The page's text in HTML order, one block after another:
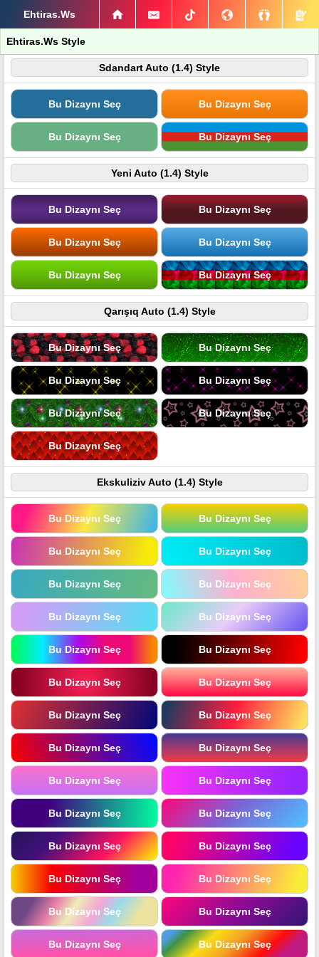
Ehtiras.Ws
Ehtiras.Ws Style
Sdandart Auto (1.4) Style
Bu Dizaynı Seç Bu Dizaynı Seç
Bu Dizaynı Seç Bu Dizaynı Seç
Yeni Auto (1.4) Style
Bu Dizaynı Seç Bu Dizaynı Seç
Bu Dizaynı Seç Bu Dizaynı Seç
Bu Dizaynı Seç Bu Dizaynı Seç
Qarışıq Auto (1.4) Style
Bu Dizaynı Seç Bu Dizaynı Seç
Bu Dizaynı Seç Bu Dizaynı Seç
Bu Dizaynı Seç Bu Dizaynı Seç
Bu Dizaynı Seç
Ekskuliziv Auto (1.4) Style
Bu Dizaynı Seç Bu Dizaynı Seç
Bu Dizaynı Seç Bu Dizaynı Seç
Bu Dizaynı Seç Bu Dizaynı Seç
Bu Dizaynı Seç Bu Dizaynı Seç
Bu Dizaynı Seç Bu Dizaynı Seç
Bu Dizaynı Seç Bu Dizaynı Seç
Bu Dizaynı Seç Bu Dizaynı Seç
Bu Dizaynı Seç Bu Dizaynı Seç
Bu Dizaynı Seç Bu Dizaynı Seç
Bu Dizaynı Seç Bu Dizaynı Seç
Bu Dizaynı Seç Bu Dizaynı Seç
Bu Dizaynı Seç Bu Dizaynı Seç
Bu Dizaynı Seç Bu Dizaynı Seç
Bu Dizaynı Seç Bu Dizaynı Seç